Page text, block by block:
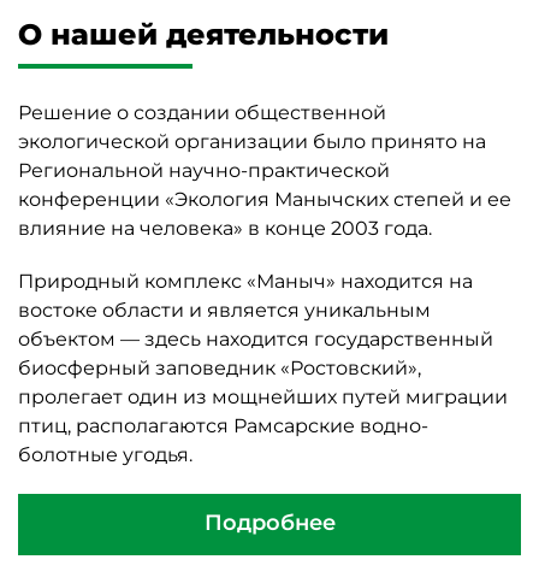
О нашей деятельности
Решение о создании общественной
экологической организации было принято на
Региональной научно-практической
конференции «Экология Манычских степей и ее
влияние на человека» в конце 2003 года.
Природный комплекс «Маныч» находится на
востоке области и является уникальным
объектом — здесь находится государственный
биосферный заповедник «Ростовский»,
пролегает один из мощнейших путей миграции
птиц, располагаются Рамсарские водно-
болотные угодья.
Подробнее